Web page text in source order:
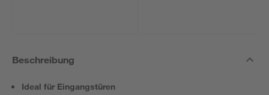
Beschreibung
Ideal für Eingangstüren